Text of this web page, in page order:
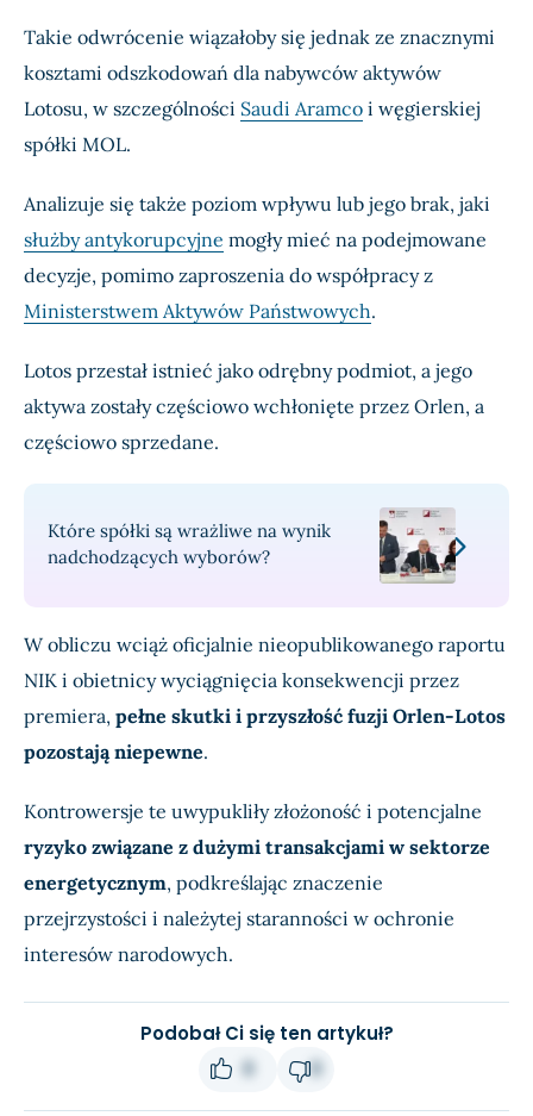
Takie odwrócenie wiązałoby się jednak ze znacznymi
kosztami odszkodowań dla nabywców aktywów
Lotosu, w szczególności Saudi Aramco i węgierskiej
spółki MOL.
Analizuje się także poziom wpływu lub jego brak, jaki
służby antykorupcyjne mogły mieć na podejmowane
decyzje, pomimo zaproszenia do współpracy z
Ministerstwem Aktywów Państwowych.
Lotos przestał istnieć jako odrębny podmiot, a jego
aktywa zostały częściowo wchłonięte przez Orlen, a
częściowo sprzedane.
Które spółki są wrażliwe na wynik
nadchodzących wyborów?
W obliczu wciąż oficjalnie nieopublikowanego raportu
NIK i obietnicy wyciągnięcia konsekwencji przez
premiera, pełne skutki i przyszłość fuzji Orlen-Lotos
pozostają niepewne.
Kontrowersje te uwypukliły złożoność i potencjalne
ryzyko związane z dużymi transakcjami w sektorze
energetycznym, podkreślając znaczenie
przejrzystości i należytej staranności w ochronie
interesów narodowych.
Podobał Ci się ten artykuł?